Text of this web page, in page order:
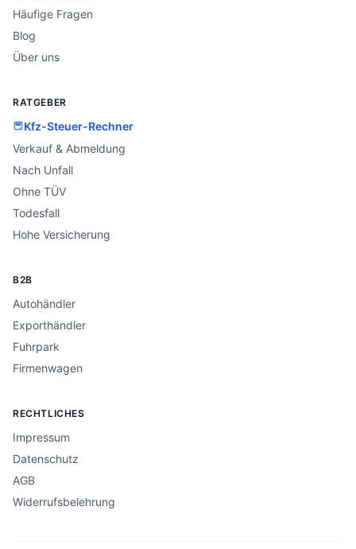
Häufige Fragen
Blog
Über uns
RATGEBER
Kfz-Steuer-Rechner
Verkauf & Abmeldung
Nach Unfall
Ohne TÜV
Todesfall
Hohe Versicherung
B2B
Autohändler
Exporthändler
Fuhrpark
Firmenwagen
RECHTLICHES
Impressum
Datenschutz
AGB
Widerrufsbelehrung